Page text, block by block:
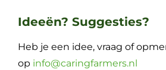
Ideeën? Suggesties?
Heb je een idee, vraag of
op info@caringfarmers.nl